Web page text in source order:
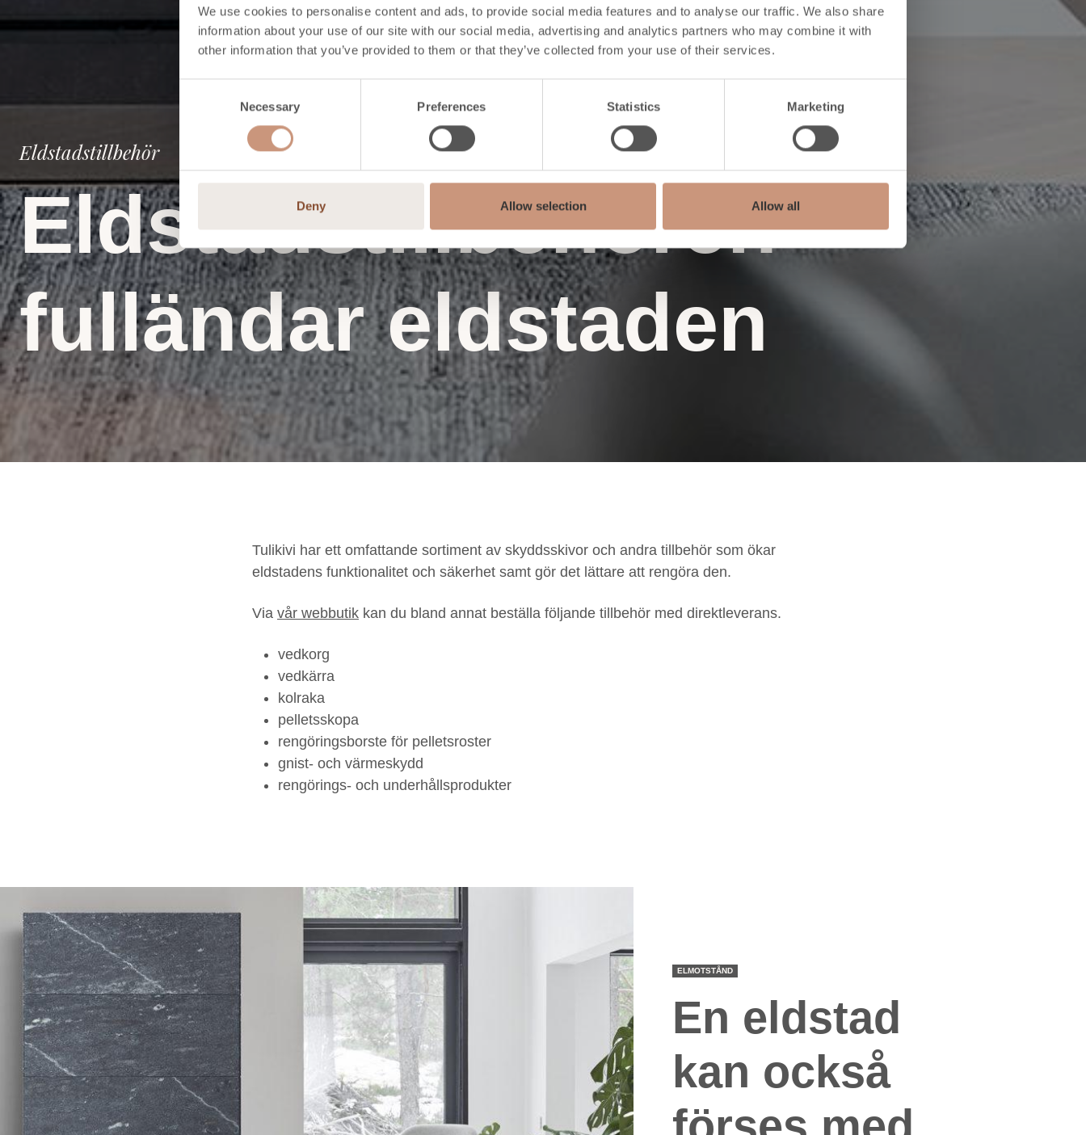
We use cookies to personalise content and ads, to provide social media features and to analyse our traffic. We also share
information about your use of our site with our social media, advertising and analytics partners who may combine it with
other information that you’ve provided to them or that they’ve collected from your use of their services.
Selection
Necessary Preferences Statistics Marketing
Deny Allow selection Allow all
Eldstadstillbehör
Eldstadstillbehören
fulländar eldstaden
Tulikivi har ett omfattande sortiment av skyddsskivor och andra tillbehör som ökar
eldstadens funktionalitet och säkerhet samt gör det lättare att rengöra den.
Via vår webbutik kan du bland annat beställa följande tillbehör med direktleverans.
vedkorg
vedkärra
kolraka
pelletsskopa
rengöringsborste för pelletsroster
gnist- och värmeskydd
rengörings- och underhållsprodukter
ELMOTSTÅND
En eldstad
kan också